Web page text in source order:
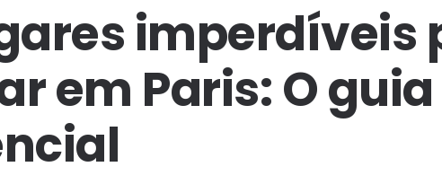
imperdíveis
em Paris: O guia